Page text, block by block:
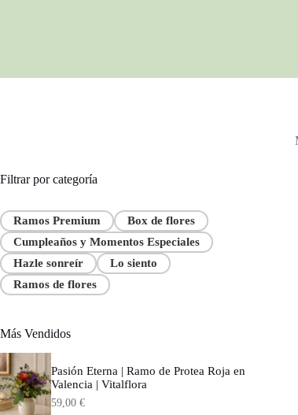
Filtrar por categoría
Ramos Premium
Box de flores
Cumpleaños y Momentos Especiales
Hazle sonreír
Lo siento
Ramos de flores
Más Vendidos
Pasión Eterna | Ramo de Protea Roja en
Valencia | Vitalflora
59,00€